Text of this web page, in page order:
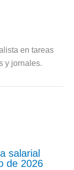
en tareas
y jornales.
salarial
de 2026